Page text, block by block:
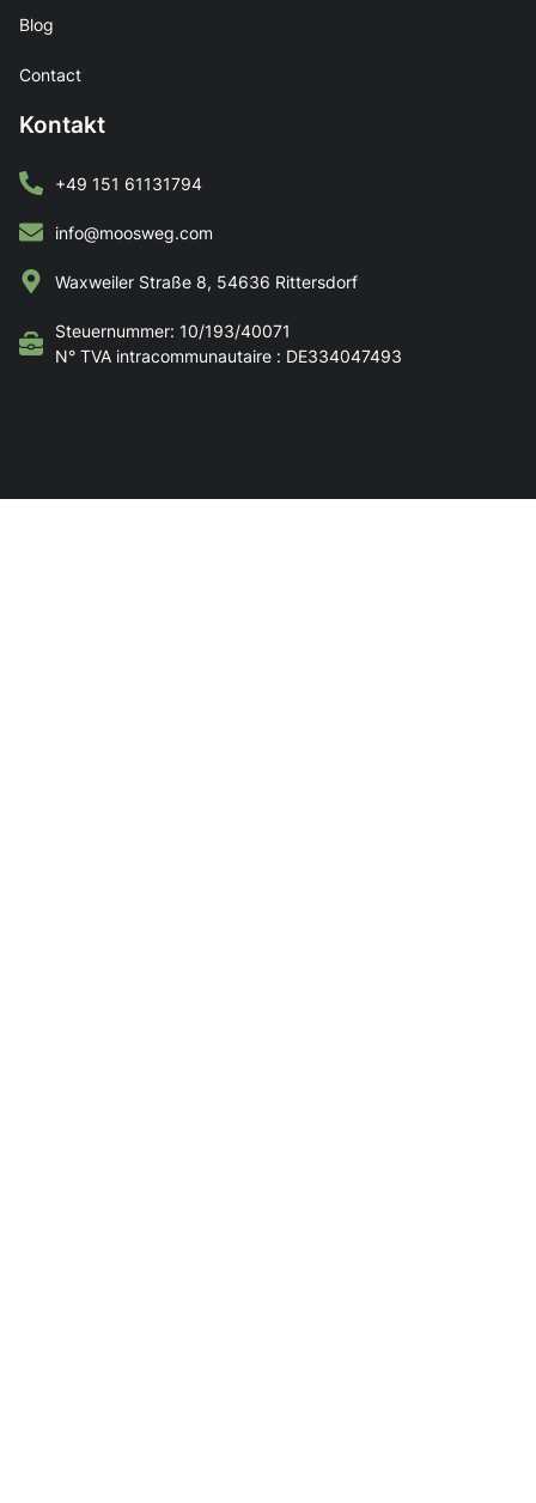
Blog
Contact
Kontakt
+49 151 61131794
info@moosweg.com
Waxweiler Straße 8, 54636 Rittersdorf
Steuernummer: 10/193/40071
N° TVA intracommunautaire : DE334047493